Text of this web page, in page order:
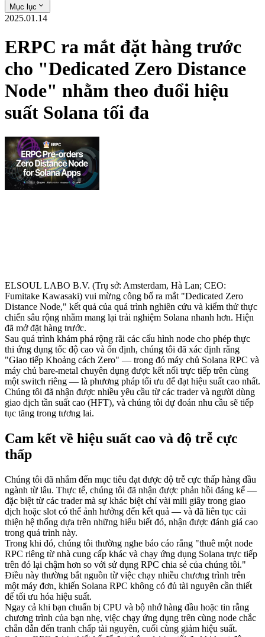
Mục lục
2025.01.14
ERPC ra mắt đặt hàng trước
cho "Dedicated Zero Distance
Node" nhằm theo đuổi hiệu
suất Solana tối đa
ELSOUL LABO B.V. (Trụ sở: Amsterdam, Hà Lan; CEO:
Fumitake Kawasaki) vui mừng công bố ra mắt "Dedicated Zero
Distance Node," kết quả của quá trình nghiên cứu và kiểm thử thực
chiến sâu rộng nhằm mang lại trải nghiệm Solana nhanh hơn. Hiện
đã mở đặt hàng trước.
Sau quá trình khám phá rộng rãi các cấu hình node cho phép thực
thi ứng dụng tốc độ cao và ổn định, chúng tôi đã xác định rằng
"Giao tiếp Khoảng cách Zero" — trong đó máy chủ Solana RPC và
máy chủ bare-metal chuyên dụng được kết nối trực tiếp trên cùng
một switch riêng — là phương pháp tối ưu để đạt hiệu suất cao nhất.
Chúng tôi đã nhận được nhiều yêu cầu từ các trader và người dùng
giao dịch tần suất cao (HFT), và chúng tôi dự đoán nhu cầu sẽ tiếp
tục tăng trong tương lai.
Cam kết về hiệu suất cao và độ trễ cực
thấp
Chúng tôi đã nhắm đến mục tiêu đạt được độ trễ cực thấp hàng đầu
ngành từ lâu. Thực tế, chúng tôi đã nhận được phản hồi đáng kể —
đặc biệt từ các trader mà sự khác biệt chỉ vài mili giây trong giao
dịch hoặc slot có thể ảnh hưởng đến kết quả — và đã liên tục cải
thiện hệ thống dựa trên những hiểu biết đó, nhận được đánh giá cao
trong quá trình này.
Trong khi đó, chúng tôi thường nghe báo cáo rằng "thuê một node
RPC riêng từ nhà cung cấp khác và chạy ứng dụng Solana trực tiếp
trên đó lại chậm hơn so với sử dụng RPC chia sẻ của chúng tôi."
Điều này thường bắt nguồn từ việc chạy nhiều chương trình trên
một máy đơn, khiến Solana RPC không có đủ tài nguyên cần thiết
để tối ưu hóa hiệu suất.
Ngay cả khi bạn chuẩn bị CPU và bộ nhớ hàng đầu hoặc tin rằng
chương trình của bạn nhẹ, việc chạy ứng dụng trên cùng node chắc
chắn dẫn đến tranh chấp tài nguyên, cuối cùng giảm hiệu suất.